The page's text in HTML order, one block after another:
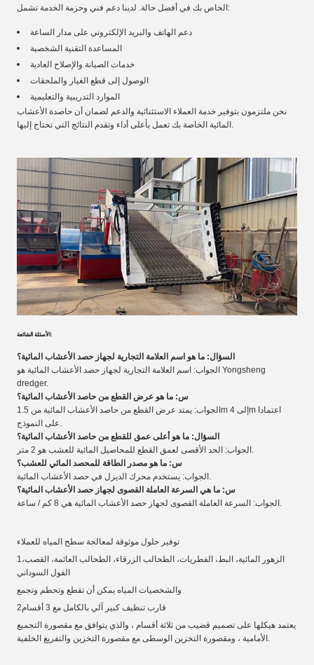
الخاص بك في أفضل حالة. لدينا دعم فني وحزمة الخدمة تشمل:
دعم الهاتف والبريد الإلكتروني على مدار الساعة
المساعدة التقنية الشخصية
خدمات الصيانة والإصلاح العادية
الوصول إلى قطع الغيار والملحقات
الموارد التدريبية والتعليمية
نحن ملتزمون بتوفير خدمة العملاء الاستثنائية والدعم لضمان أن حاصدة الأعشاب
المائية الخاصة بك تعمل بأعلى أداء وتقدم النتائج التي تحتاج إليها.
الأسئلة الشائعة:
السؤال: ما هو اسم العلامة التجارية لجهاز حصد الأعشاب المائية؟
الجواب: اسم العلامة التجارية لجهاز حصد الأعشاب المائية هو Yongsheng
dredger.
س: ما هو عرض القطع من حاصد الأعشاب المائية؟
الجواب: يمتد عرض القطع من حاصد الأعشاب المائية من 1.5m إلى 4m اعتمادا
السؤال: ما هو أعلى عمق للقطع من حاصد الأعشاب المائية؟
س: ما هو مصدر الطاقة للمحصد المائي للعشب؟
س: ما هي السرعة العاملة القصوى لجهاز حصد الأعشاب المائية؟
توفير حلول موثوقة لمعالجة سطح المياه للعملاء
1الزهور المائية، البط، الفطريات، الطحالب الزرقاء، الطحالب العائمة، القصب،
الفول السوداني
والشخصيات المياه يمكن أن تقطع وتحطم وتجمع
2قارب تنظيف كبير آلي بالكامل مع 3 أقسام
يعتمد هيكلها على تصميم قضيب من ثلاثة أقسام ، والذي يتوافق مع مقصورة التجميع